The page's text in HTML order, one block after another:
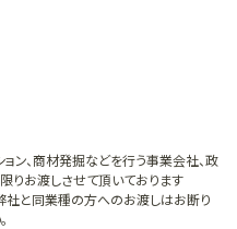
ン、商材発掘などを行う事業会社、政
限りお渡しさせて頂いております
社と同業種の方へのお渡しはお断り